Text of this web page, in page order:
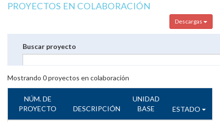
PROYECTOS EN COLABORACIÓN
Descargas
Buscar proyecto
Mostrando 0proyectos en colaboración
NÚM. DE
PROYECTO
DESCRIPCIÓN
UNIDAD
BASE
ESTADO